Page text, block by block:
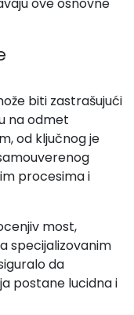
ove osnovne
biti zastrašujući
na odmet
od ključnog je
procesima i
most,
specijalizovanim
da
postane lucidna i